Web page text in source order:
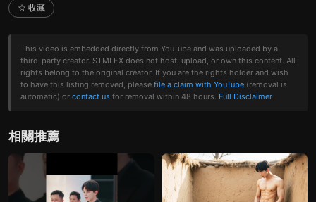
☆ 收藏
This video is embedded directly from YouTube and was uploaded by a
third-party creator. STMLEX does not host, upload, or own this content. All
rights belong to the original creator. If you are the rights holder and wish
to have this listing removed, please file a claim with YouTube (removal is
automatic) or contact us for removal within 48 hours. Full Disclaimer
相關推薦